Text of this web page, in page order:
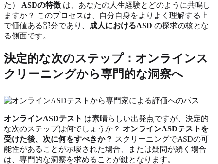
た） ASDの特徴 は、あなたの人生経験とどのように共鳴し
ますか？ このプロセスは、自分自身をよりよく理解する上
で価値ある部分であり、 成人におけるASD の探求の核とな
る側面です。
決定的な次のステップ：オンラインス
クリーニングから専門的な洞察へ
オンラインASDテスト は素晴らしい出発点ですが、決定的
な次のステップは何でしょうか？ オンラインASDテストを
受けた後、次に何をすべきか？ スクリーニングでASDの可
能性があることが示唆された場合、または疑問が続く場合
は、専門的な洞察を求めることが鍵となります。